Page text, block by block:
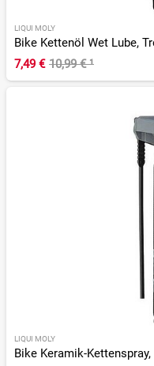
LIQUI MOLY
Bike Kettenöl Wet Lube,
7,49 € 10,99 €¹
LIQUI MOLY
Bike Keramik-Kettenspray,